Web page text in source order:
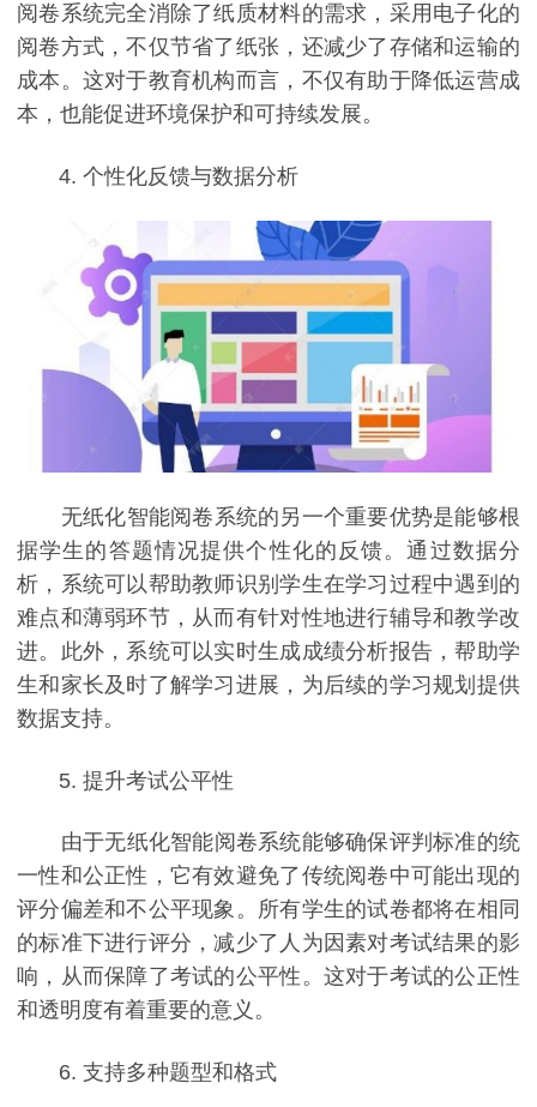
阅卷系统完全消除了纸质材料的需求，采用电子化的
阅卷方式，不仅节省了纸张，还减少了存储和运输的
成本。这对于教育机构而言，不仅有助于降低运营成
本，也能促进环境保护和可持续发展。
4. 个性化反馈与数据分析
无纸化智能阅卷系统的另一个重要优势是能够根
据学生的答题情况提供个性化的反馈。通过数据分
析，系统可以帮助教师识别学生在学习过程中遇到的
难点和薄弱环节，从而有针对性地进行辅导和教学改
进。此外，系统可以实时生成成绩分析报告，帮助学
生和家长及时了解学习进展，为后续的学习规划提供
数据支持。
5. 提升考试公平性
由于无纸化智能阅卷系统能够确保评判标准的统
一性和公正性，它有效避免了传统阅卷中可能出现的
评分偏差和不公平现象。所有学生的试卷都将在相同
的标准下进行评分，减少了人为因素对考试结果的影
响，从而保障了考试的公平性。这对于考试的公正性
和透明度有着重要的意义。
6. 支持多种题型和格式